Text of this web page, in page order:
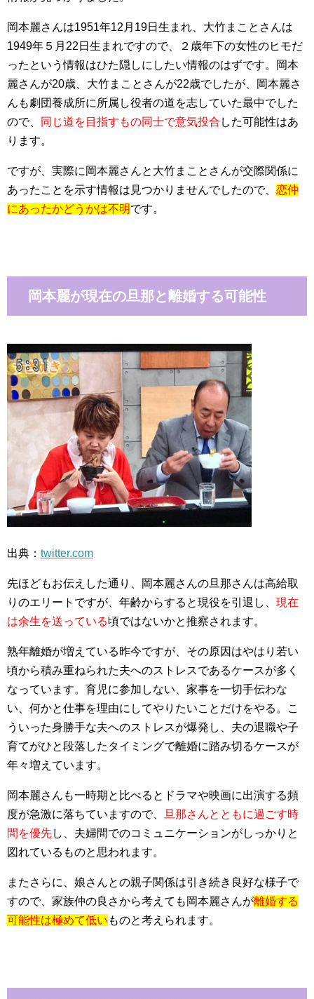
岡本麗さんは1951年12月19日生まれ、大竹まことさんは
1949年５月22日生まれですので、２歳年下の女性のヒモだ
ったという情報はひた隠しにしたい情報のはずです。岡本
麗さんが20歳、大竹まことさんが22歳でしたが、岡本麗さ
んも劇団養成所に所属し役者の道を志していた最中でした
ので、
同じ道を目指すもの同士で意気投合 した可能性はあ
ります。
ですが、実際に岡本麗さんと大竹まことさんが交際関係に
あったことを示す情報は見つかりませんでしたので、 恋仲
にあったかどうかは不明です。
岡本麗が現在の旦那と離婚する可能性
出典： twitter.com
先ほどもお伝えした通り、岡本麗さんの旦那さんは高給取
りのエリートですが、年齢からすると現役を引退し、 現在
は余生を送っている頃ではないかと推察されます。
熟年離婚が増えている昨今ですが、その原因はやはり若い
頃から積み重ねられた夫へのストレスであるケースが多く
なっています。育児に参加しない、家事を一切手伝わな
い、何かと仕事を理由にしてやりたいことだけをやる。こ
ういった身勝手な夫へのストレスが爆発し、夫の退職や子
育てがひと段落したタイミングで離婚に踏み切るケースが
年々増えています。
岡本麗さんも一時期と比べるとドラマや映画に出演する頻
度が急激に落ちていますので、
旦那さんとともに過ごす時
間を優先し、夫婦間でのコミュニケーションがしっかりと
図れているものと思われます。
またさらに、娘さんとの親子関係は引き続き良好な様子で
すので、家族仲の良さから考えても岡本麗さんが離婚する
可能性は極めて低い ものと考えられます。